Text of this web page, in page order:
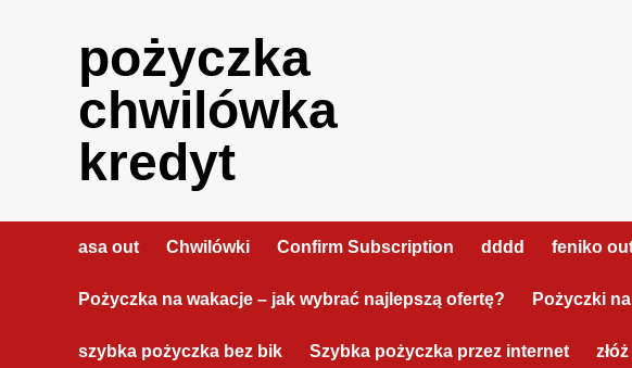
pożyczka
chwilówka
kredyt
asa out Chwilówki Confirm Subscription dddd feniko
Pożyczka na wakacje – jak wybrać najlepszą ofertę? Pożyczki
szybka pożyczka bez bik Szybka pożyczka przez internet